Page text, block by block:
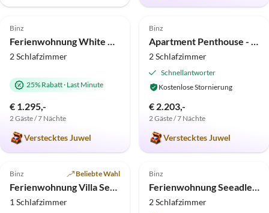
Top-Inserat
4.9 (23)
Binz
Ferienwohnung White Pearl Binz
2 Schlafzimmer
25% Rabatt· Last Minute
€ 1.295,-
2 Gäste / 7 Nächte
Verstecktes Juwel
Top-Inserat
5.0 (15)
Binz
Apartment Penthouse - 1. Reihe am Strand und Meer Haus Atlantic
2 Schlafzimmer
Schnellantworter
Kostenlose Stornierung
€ 2.203,-
2 Gäste / 7 Nächte
Verstecktes Juwel
Top-Inserat
4.9 (15)
Binz Beliebte Wahl
Ferienwohnung Villa Seestern Seeblick
1 Schlafzimmer
Top-Inserat
4.9 (13)
Binz
Ferienwohnung Seeadler in der Villa Malepartus Binz
2 Schlafzimmer